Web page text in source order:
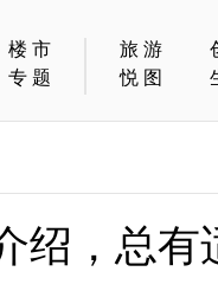
楼市
专题
旅游
悦图
绍，总有